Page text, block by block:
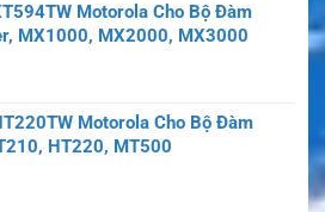
cậy.
khả năng liên lạc hiệu quả
dụng.
Motorola Cho Bộ Đàm
MX1000, MX2000, MX3000
Motorola Cho Bộ Đàm
HT220, MT500